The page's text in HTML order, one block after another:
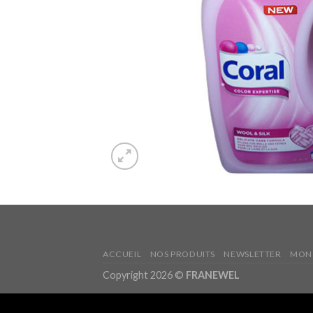
ACCUEIL NOS PRODUITS NEWSLETTER
Copyright 2026 © FRANEWEL